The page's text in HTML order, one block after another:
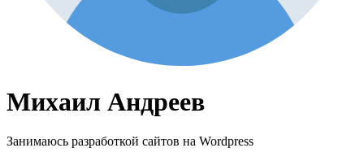
Михаил Андреев
Занимаюсь разработкой сайтов на Wordpress